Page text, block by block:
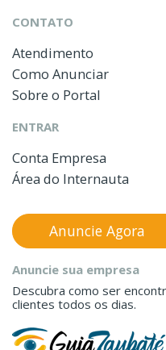
CONTATO
Atendimento
Como Anunciar
Sobre o Portal
ENTRAR
Conta Empresa
Área do Internauta
Anuncie sua empresa
Descubra como ser
clientes todos os dias.
Anuncie Agora